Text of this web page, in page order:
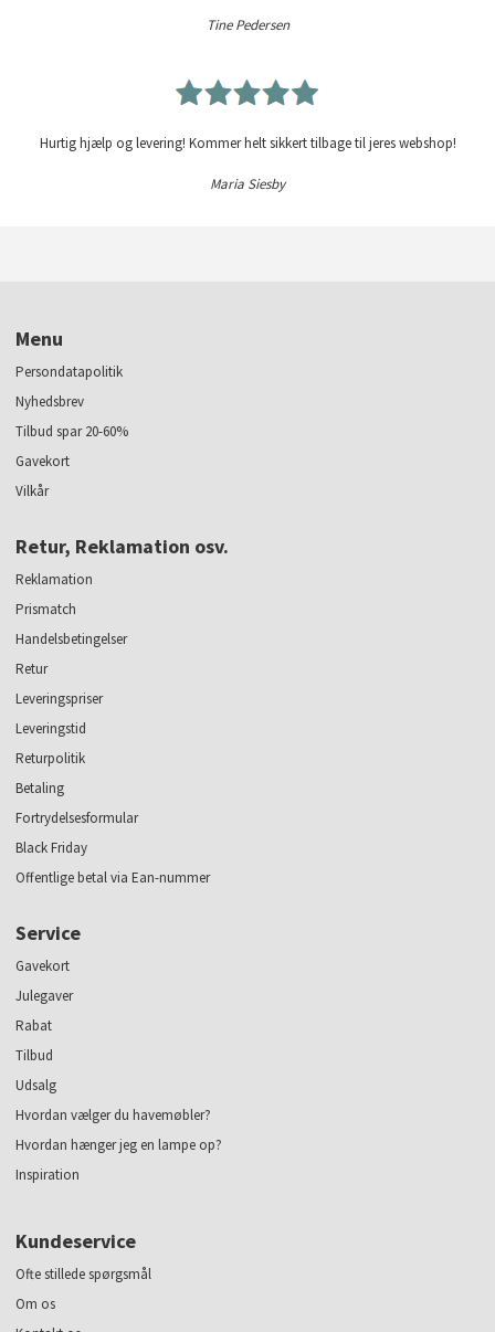
Tine Pedersen
Hurtig hjælp og levering! Kommer helt sikkert tilbage til jeres webshop!
Maria Siesby
Menu
Persondatapolitik
Nyhedsbrev
Tilbud spar 20-60%
Gavekort
Vilkår
Retur, Reklamation osv.
Reklamation
Prismatch
Handelsbetingelser
Retur
Leveringspriser
Leveringstid
Returpolitik
Betaling
Fortrydelsesformular
Black Friday
Offentlige betal via Ean-nummer
Service
Gavekort
Julegaver
Rabat
Tilbud
Udsalg
Hvordan vælger du havemøbler?
Hvordan hænger jeg en lampe op?
Inspiration
Kundeservice
Ofte stillede spørgsmål
Om os